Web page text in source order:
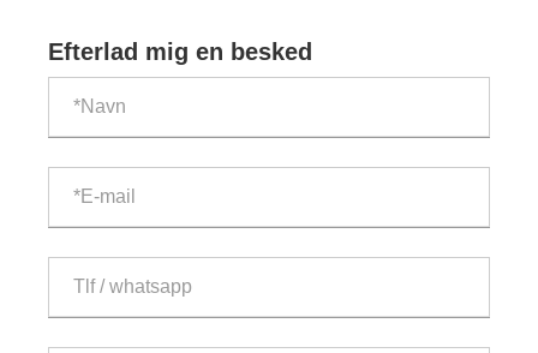
Efterlad mig en besked